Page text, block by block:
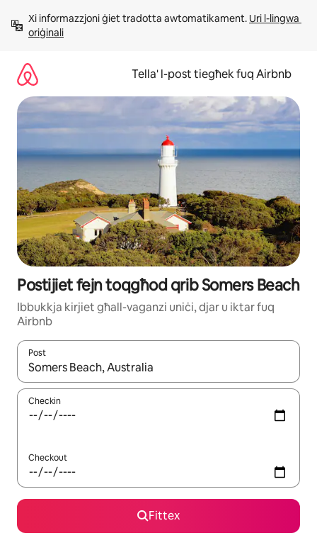
għall-
kontenut
Xi informazzjoni ġiet tradotta awtomatikament. Uri l-lingwa
oriġinali
Tella' l-post tiegħek fuq Airbnb
Postijiet fejn toqgħod qrib Somers Beach
Ibbukkja kirjiet għall-vaganzi uniċi, djar u iktar fuq
Airbnb
Post
Meta r-riżultati jkunu disponibbli, tista' tmur minn riżultat
Checkin
Checkout
Fittex